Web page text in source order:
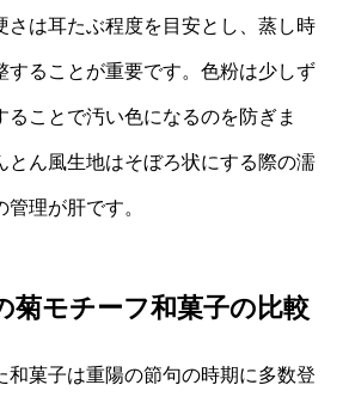
さは耳たぶ程度を目安とし、蒸し時
することが重要です。色粉は少しず
ることで汚い色になるのを防ぎま
とん風生地はそぼろ状にする際の濡
理が肝です。
菊モチーフ和菓子の比較
和菓子は重陽の節句の時期に多数登